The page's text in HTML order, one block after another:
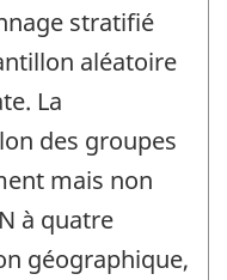
stratifié
aléatoire
La
des groupes
mais non
à quatre
géographique,